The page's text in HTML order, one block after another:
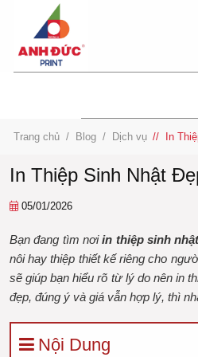
Trang chủ / Blog / Dịch vụ / In
In Thiệp Sinh Nhật
05/01/2026
Bạn đang tìm nơiin thiệp sinh
nôi hay thiệp thiết kế riêng cho
sẽ giúp bạn hiểu rõ từ lý do nên in
đẹp, đúng ý và giá vẫn hợp lý, thì
Nội Dung